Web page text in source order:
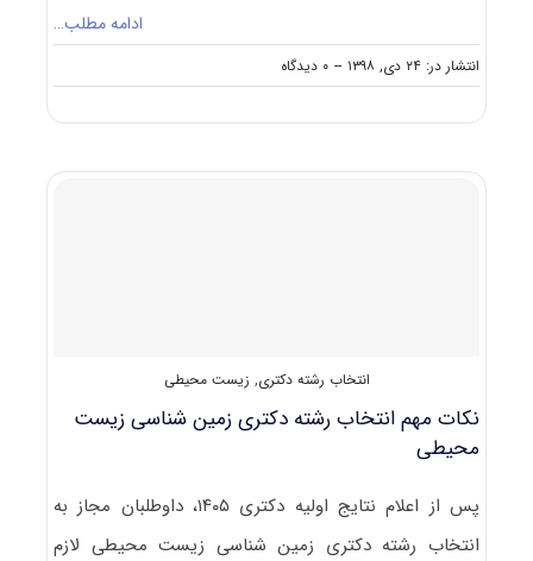
ادامه مطلب…
انتشار در: ۲۴ دی, ۱۳۹۸ -- ۰ دیدگاه
on
کارنامه
آزمون
انتخاب رشته دکتری, زیست محیطی
نکات مهم انتخاب رشته دکتری زمین‌ شناسی زیست‌
محیطی
پس از اعلام نتایج اولیه دکتری ۱۴۰۵، داوطلبان مجاز به
انتخاب رشته دکتری زمین‌ شناسی زیست‌ محیطی لازم